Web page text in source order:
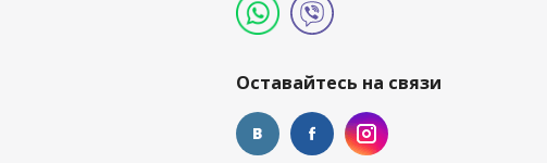
Оставайтесь на связи